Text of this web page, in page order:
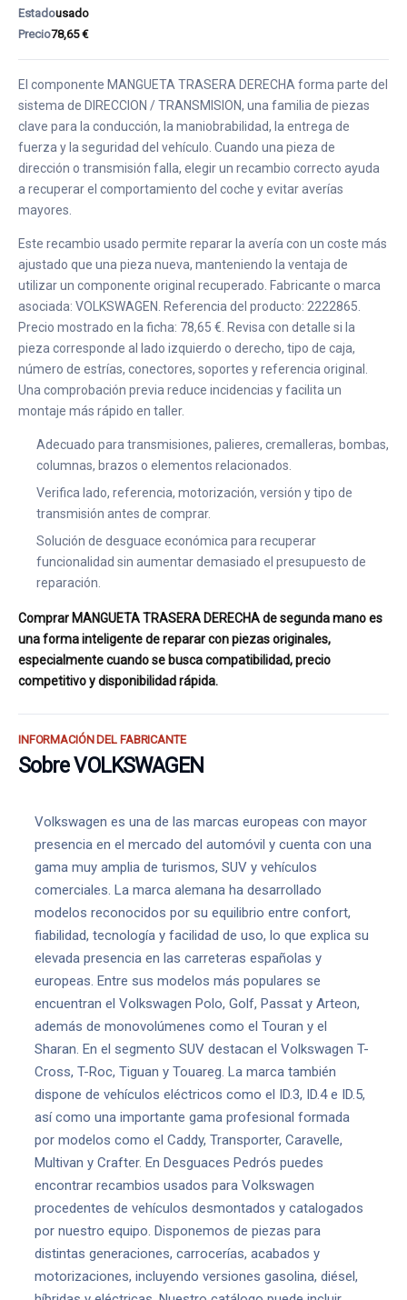
Estadousado
Precio78,65 €
El componente MANGUETA TRASERA DERECHA forma parte del
sistema de DIRECCION / TRANSMISION, una familia de piezas
clave para la conducción, la maniobrabilidad, la entrega de
fuerza y la seguridad del vehículo. Cuando una pieza de
dirección o transmisión falla, elegir un recambio correcto ayuda
a recuperar el comportamiento del coche y evitar averías
mayores.
Este recambio usado permite reparar la avería con un coste más
ajustado que una pieza nueva, manteniendo la ventaja de
utilizar un componente original recuperado. Fabricante o marca
asociada: VOLKSWAGEN. Referencia del producto: 2222865.
Precio mostrado en la ficha: 78,65 €. Revisa con detalle si la
pieza corresponde al lado izquierdo o derecho, tipo de caja,
número de estrías, conectores, soportes y referencia original.
Una comprobación previa reduce incidencias y facilita un
montaje más rápido en taller.
Adecuado para transmisiones, palieres, cremalleras, bombas,
columnas, brazos o elementos relacionados.
Verifica lado, referencia, motorización, versión y tipo de
transmisión antes de comprar.
Solución de desguace económica para recuperar
funcionalidad sin aumentar demasiado el presupuesto de
reparación.
Comprar MANGUETA TRASERA DERECHA de segunda mano es
una forma inteligente de reparar con piezas originales,
especialmente cuando se busca compatibilidad, precio
competitivo y disponibilidad rápida.
INFORMACIÓN DEL FABRICANTE
Sobre VOLKSWAGEN
Volkswagen es una de las marcas europeas con mayor
presencia en el mercado del automóvil y cuenta con una
gama muy amplia de turismos, SUV y vehículos
comerciales. La marca alemana ha desarrollado
modelos reconocidos por su equilibrio entre confort,
fiabilidad, tecnología y facilidad de uso, lo que explica su
elevada presencia en las carreteras españolas y
europeas. Entre sus modelos más populares se
encuentran el Volkswagen Polo, Golf, Passat y Arteon,
además de monovolúmenes como el Touran y el
Sharan. En el segmento SUV destacan el Volkswagen T-
Cross, T-Roc, Tiguan y Touareg. La marca también
dispone de vehículos eléctricos como el ID.3, ID.4 e ID.5,
así como una importante gama profesional formada
por modelos como el Caddy, Transporter, Caravelle,
Multivan y Crafter. En Desguaces Pedrós puedes
encontrar recambios usados para Volkswagen
procedentes de vehículos desmontados y catalogados
por nuestro equipo. Disponemos de piezas para
distintas generaciones, carrocerías, acabados y
motorizaciones, incluyendo versiones gasolina, diésel,